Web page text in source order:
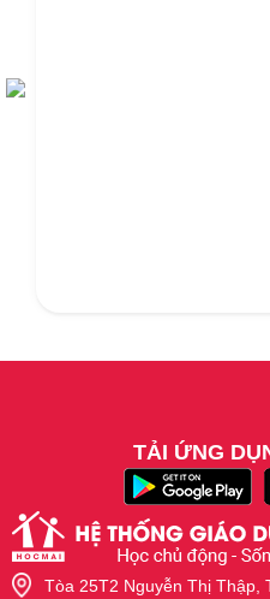
TẢI ỨNG
Tòa 25T2 Nguyễn Thị Thập,